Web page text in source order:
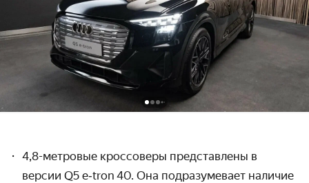
4,8-метровые кроссоверы представлены в
версии Q5 e‑tron 40. Она подразумевает наличие